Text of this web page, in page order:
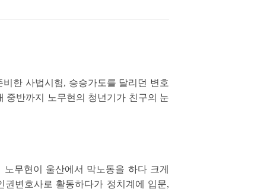
한 사법시험, 승승가도를 달리던 변호
중반까지 노무현의 청년기가 친구의 눈
무현이 울산에서 막노동을 하다 크게
변호사로 활동하다가 정치계에 입문,